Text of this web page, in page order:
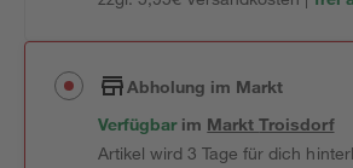
Abholung im Markt
Verfügbar im MarktTroisdorf
Artikel wird 3 Tage für dich